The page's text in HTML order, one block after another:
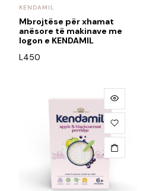
KENDAMIL
Mbrojtëse për xhamat
anësore të makinave me
logon e KENDAMIL
L450